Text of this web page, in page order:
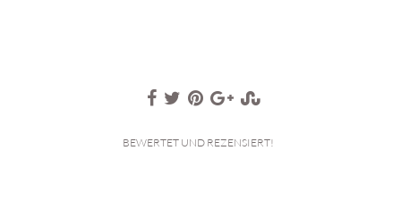
BEWERTET UND REZENSIERT!